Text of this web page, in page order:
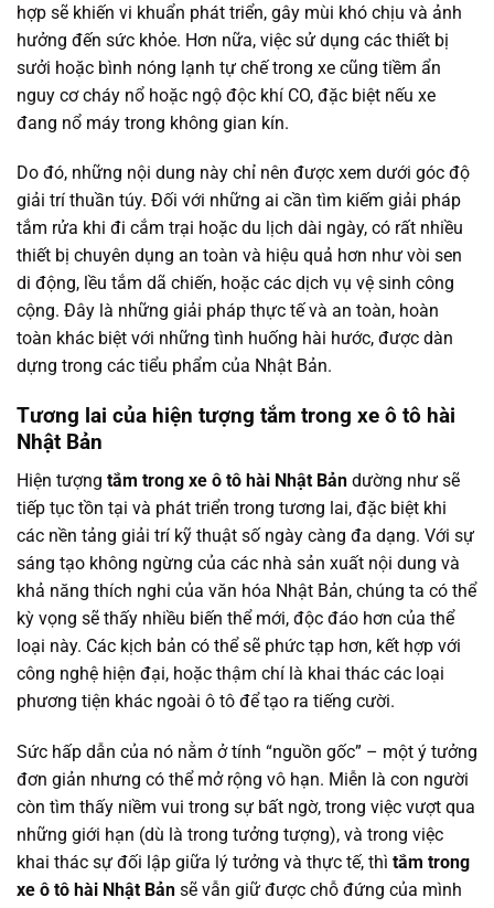
hợp sẽ khiến vi khuẩn phát triển, gây mùi khó chịu và ảnh
hưởng đến sức khỏe. Hơn nữa, việc sử dụng các thiết bị
sưởi hoặc bình nóng lạnh tự chế trong xe cũng tiềm ẩn
nguy cơ cháy nổ hoặc ngộ độc khí CO, đặc biệt nếu xe
đang nổ máy trong không gian kín.
Do đó, những nội dung này chỉ nên được xem dưới góc độ
giải trí thuần túy. Đối với những ai cần tìm kiếm giải pháp
tắm rửa khi đi cắm trại hoặc du lịch dài ngày, có rất nhiều
thiết bị chuyên dụng an toàn và hiệu quả hơn như vòi sen
di động, lều tắm dã chiến, hoặc các dịch vụ vệ sinh công
cộng. Đây là những giải pháp thực tế và an toàn, hoàn
toàn khác biệt với những tình huống hài hước, được dàn
dựng trong các tiểu phẩm của Nhật Bản.
Tương lai của hiện tượng tắm trong xe ô tô hài
Nhật Bản
Hiện tượng tắm trong xe ô tô hài Nhật Bản dường như sẽ
tiếp tục tồn tại và phát triển trong tương lai, đặc biệt khi
các nền tảng giải trí kỹ thuật số ngày càng đa dạng. Với sự
sáng tạo không ngừng của các nhà sản xuất nội dung và
khả năng thích nghi của văn hóa Nhật Bản, chúng ta có thể
kỳ vọng sẽ thấy nhiều biến thể mới, độc đáo hơn của thể
loại này. Các kịch bản có thể sẽ phức tạp hơn, kết hợp với
công nghệ hiện đại, hoặc thậm chí là khai thác các loại
phương tiện khác ngoài ô tô để tạo ra tiếng cười.
Sức hấp dẫn của nó nằm ở tính “nguồn gốc” – một ý tưởng
đơn giản nhưng có thể mở rộng vô hạn. Miễn là con người
còn tìm thấy niềm vui trong sự bất ngờ, trong việc vượt qua
những giới hạn (dù là trong tưởng tượng), và trong việc
khai thác sự đối lập giữa lý tưởng và thực tế, thì tắm trong
xe ô tô hài Nhật Bản sẽ vẫn giữ được chỗ đứng của mình